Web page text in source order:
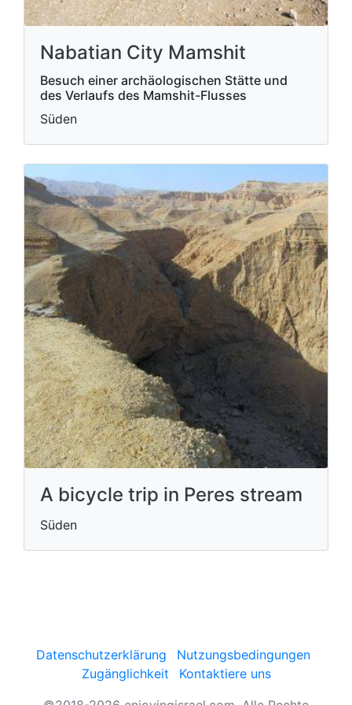
Nabatian City Mamshit
Besuch einer archäologischen Stätte und
des Verlaufs des Mamshit-Flusses
Süden
A bicycle trip in Peres stream
Süden
Datenschutzerklärung
Nutzungsbedingungen
Zugänglichkeit
Kontaktiere uns